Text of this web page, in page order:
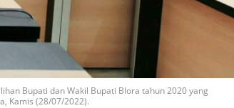
Bupati dan Wakil Bupati Blora tahun 2020 yang
Kamis (28/07/2022).